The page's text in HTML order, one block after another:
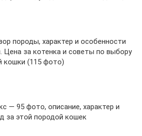
породы, характер и особенности
Цена за котенка и советы по выбору
кошки (115 фото)
— 95 фото, описание, характер и
за этой породой кошек